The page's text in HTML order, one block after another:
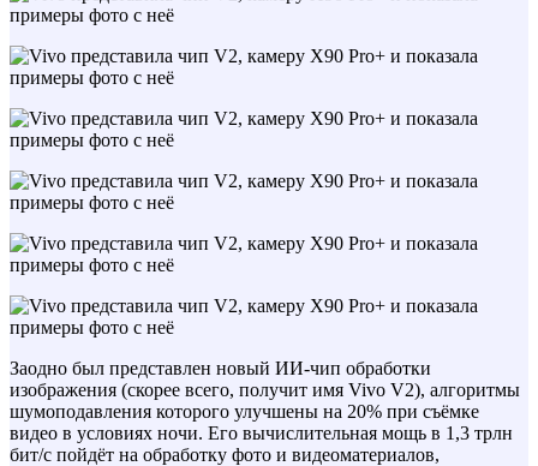
Заодно был представлен новый ИИ-чип обработки
изображения (скорее всего, получит имя Vivo V2), алгоритмы
шумоподавления которого улучшены на 20% при съёмке
видео в условиях ночи. Его вычислительная мощь в 1,3 трлн
бит/с пойдёт на обработку фото и видеоматериалов,